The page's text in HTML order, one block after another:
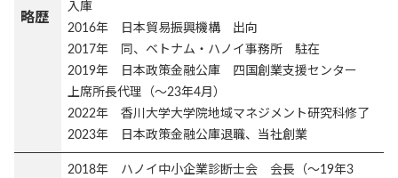
略歴
入庫
2016年 日本貿易振興機構 出向
2017年 同、ベトナム・ハノイ事務所 駐在
2019年 日本政策金融公庫 四国創業支援センター
上席所長代理（～23年4月）
2022年 香川大学大学院地域マネジメント研究科修了
2023年 日本政策金融公庫退職、当社創業
2018年 ハノイ中小企業診断士会 会長（～19年3